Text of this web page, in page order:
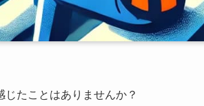
たことはありませんか？